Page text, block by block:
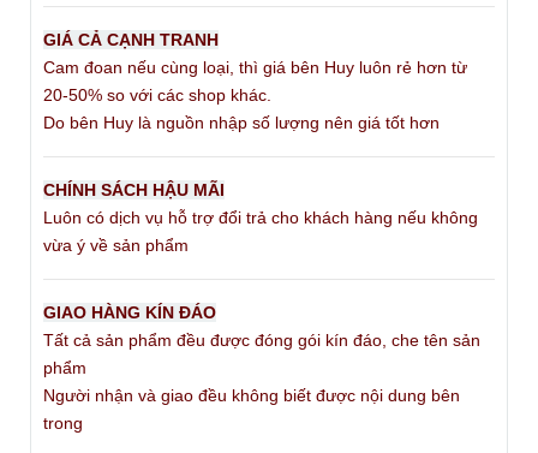
GIÁ CẢ CẠNH TRANH
Cam đoan nếu cùng loại, thì giá bên Huy luôn rẻ hơn từ
20-50% so với các shop khác.
Do bên Huy là nguồn nhập số lượng nên giá tốt hơn
CHÍNH SÁCH HẬU MÃI
Luôn có dịch vụ hỗ trợ đổi trả cho khách hàng nếu không
vừa ý về sản phẩm
GIAO HÀNG KÍN ĐÁO
Tất cả sản phẩm đều được đóng gói kín đáo, che tên sản
phẩm
Người nhận và giao đều không biết được nội dung bên
trong